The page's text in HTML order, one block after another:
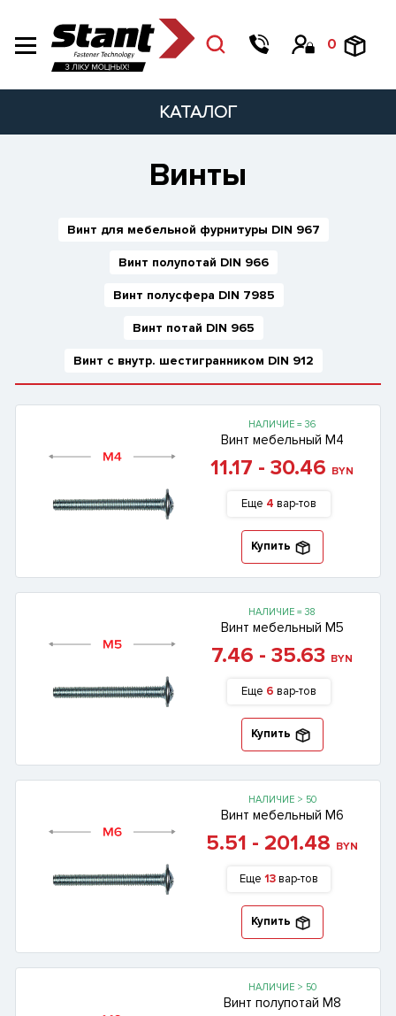
0
КАТАЛОГ
Винты
Винт для мебельной фурнитуры DIN 967
Винт полупотай DIN 966
Винт полусфера DIN 7985
Винт потай DIN 965
Винт с внутр. шестигранником DIN 912
НАЛИЧИЕ = 36
Винт мебельный М4
11.17 - 30.46 BYN
Еще 4 вар-тов
Купить
НАЛИЧИЕ = 38
Винт мебельный М5
7.46 - 35.63 BYN
Еще 6 вар-тов
Купить
НАЛИЧИЕ > 50
Винт мебельный М6
5.51 - 201.48 BYN
Еще 13вар-тов
Купить
НАЛИЧИЕ > 50
Винт полупотай М8